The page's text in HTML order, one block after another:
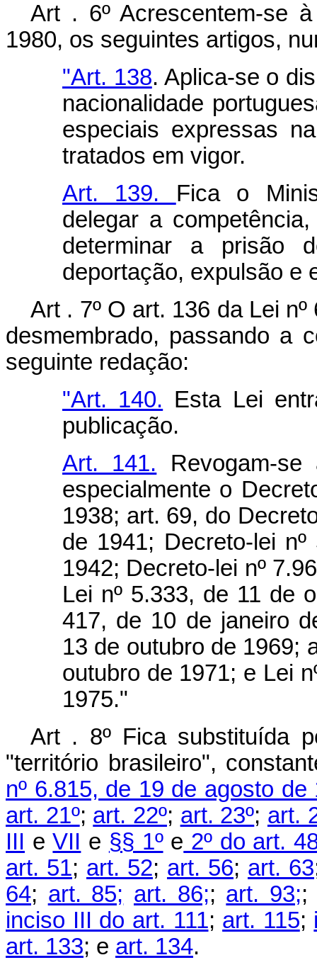
Art . 6º Acrescentem-se
1980, os seguintes artigos,
"Art. 138. Aplica-se o
nacionalidade
especiais expressas
tratados em vigor.
Art. 139. Fica o
delegar a
determinar a prisão
deportação, expulsão e
Art . 7º O art. 136 da Lei
desmembrado, passando a
seguinte redação:
"Art. 140. Esta Lei
publicação.
Art. 141. Revogam-
especialmente o
1938; art. 69, do
de 1941; Decreto-lei
1942; Decreto-lei nº
Lei nº 5.333, de 11 de
417, de 10 de janeiro
13 de outubro de 1969;
outubro de 1971; e Lei
1975."
Art . 8º Fica substituída
"território brasileiro",
nº 6.815, de 19 de agosto de
art. 21º; art. 22º; art. 23º; art.
III eVII e §§ 1ºe 2º do art.
art. 51; art. 52; art. 56; art. 63
64; art. 85; art. 86;; art. 93;
inciso III do art. 111; art. 115;
art. 133; e art. 134.